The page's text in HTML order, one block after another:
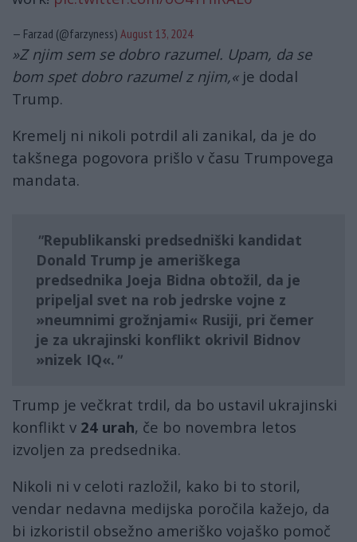
— Farzad (@farzyness) August 13, 2024
»Z njim sem se dobro razumel. Upam, da se
bom spet dobro razumel z njim,« je dodal
Trump.
Kremelj ni nikoli potrdil ali zanikal, da je do
takšnega pogovora prišlo v času Trumpovega
mandata.
Republikanski predsedniški kandidat
Donald Trump je ameriškega
predsednika Joeja Bidna obtožil, da je
pripeljal svet na rob jedrske vojne z
»neumnimi grožnjami« Rusiji, pri čemer
je za ukrajinski konflikt okrivil Bidnov
»nizek IQ«.
Trump je večkrat trdil, da bo ustavil ukrajinski
konflikt v 24 urah, če bo novembra letos
izvoljen za predsednika.
Nikoli ni v celoti razložil, kako bi to storil,
vendar nedavna medijska poročila kažejo, da
bi izkoristil obsežno ameriško vojaško pomoč